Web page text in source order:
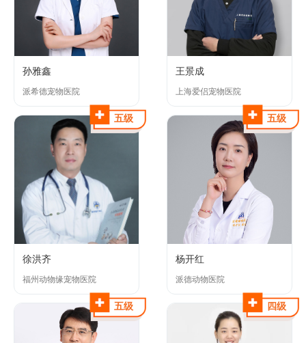
孙雅鑫
派希德宠物医院
王景成
上海爱侣宠物医院
五级
徐洪齐
福州动物缘宠物医院
五级
杨开红
派德动物医院
五级 四级